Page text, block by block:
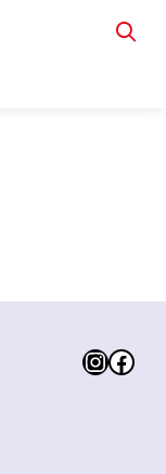
VIA